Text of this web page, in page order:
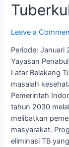
Leave a
Periode: Januari
Yayasan
Latar Belakang
masalah
Pemerintah
tahun 2030
melibatkan
masyarakat.
eliminasi TB